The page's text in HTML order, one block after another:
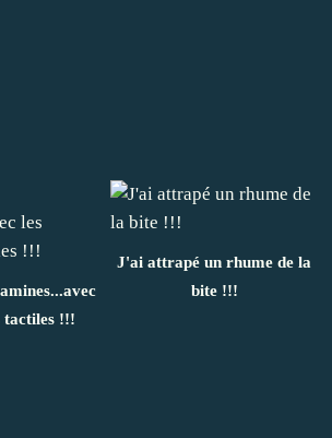
tactiles !!!
J'ai attrapé un rhume de la
bite !!!